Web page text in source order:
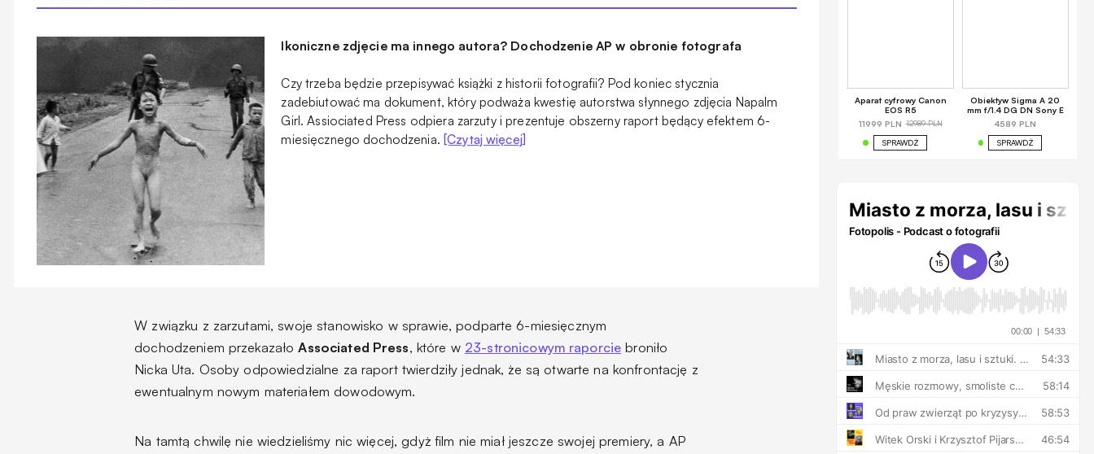
Ikoniczne zdjęcie ma innego autora? Dochodzenie AP w obronie fotografa
Czy trzeba będzie przepisywać książki z historii fotografii? Pod koniec stycznia
zadebiutować ma dokument, który podważa kwestię autorstwa słynnego zdjęcia Napalm
Girl. Assiociated Press odpiera zarzuty i prezentuje obszerny raport będący efektem 6-
miesięcznego dochodzenia. [Czytaj więcej]
W związku z zarzutami, swoje stanowisko w sprawie, podparte 6-miesięcznym
dochodzeniem przekazałoAssociated Press, które w 23-stronicowym raporcie broniło
Nicka Uta. Osoby odpowiedzialne za raport twierdziły jednak, że są otwarte na konfrontację z
ewentualnym nowym materiałem dowodowym.
Na tamtą chwilę nie wiedzieliśmy nic więcej, gdyż film nie miał jeszcze swojej premiery, a AP
Aparat cyfrowy Canon
EOS R5
11999 PLN 12989 PLN
SPRAWDŹ
Obiektyw Sigma A 20
mm f/1.4 DG DN Sony E
4589 PLN
SPRAWDŹ